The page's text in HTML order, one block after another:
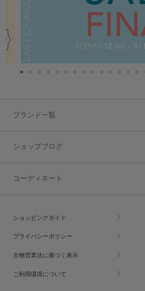
ブランド一覧
ショップブログ
コーディネート
ショッピングガイド
プライバシーポリシー
古物営業法に基づく表示
ご利用環境について